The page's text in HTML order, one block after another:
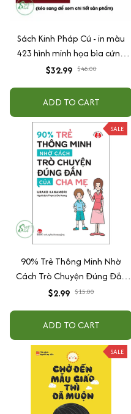
Sách Kinh Pháp Cú - in màu
423 hình minh họa bìa cứng
cao cấp + tặng kèm vòng tay
$32.99 $48.00
ADD TO CART
SALE
90% Trẻ Thông Minh Nhờ
Cách Trò Chuyện Đúng Đắn
Của Cha Mẹ
$2.99 $15.00
ADD TO CART
SALE